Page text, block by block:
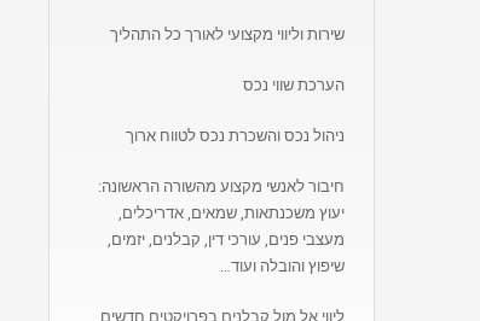
שירות וליווי מקצועי לאורך כל התהליך
הערכת שווי נכס
ניהול נכס והשכרת נכס לטווח ארוך
חיבור לאנשי מקצוע מהשורה הראשונה:
יעוץ משכנתאות, שמאים, אדריכלים,
מעצבי פנים, עורכי דין, קבלנים, יזמים,
שיפוץ והובלה ועוד…
ליווי אל מול קבלנים בפרויקטים חדשים